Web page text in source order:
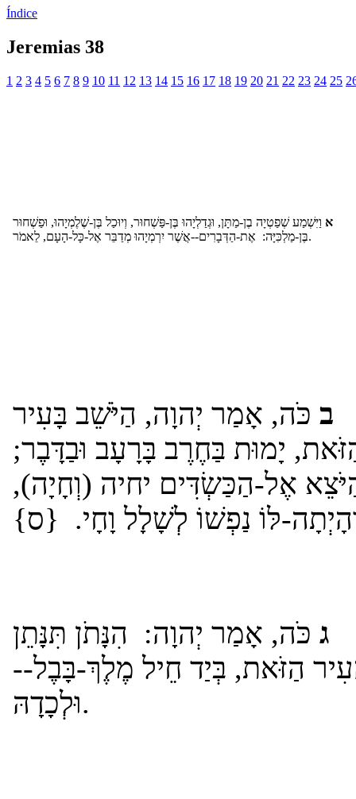
Índice
Jeremias 38
1 2 3 4 5 6 7 8 9 10 11 12 13 14 15 16 17 18 19 20 21 22 23 24 25
א וַיִּשְׁמַע שְׁפַטְיָה בֶן-מַתָּן, וּגְדַלְיָהוּ בֶּן-פַּשְׁחוּר, וְיוּכַל בֶּן-שֶׁלֶמְיָהוּ, וּפַשְׁחוּר
בֶּן-מַלְכִּיָּה: אֶת-הַדְּבָרִים--אֲשֶׁר יִרְמְיָהוּ מְדַבֵּר אֶל-כָּל-הָעָם, לֵאמֹר.
ב כֹּה, אָמַר יְהוָה, הַיֹּשֵׁב בָּעִיר
יָמוּת בַּחֶרֶב בָּרָעָב וּבַדָּבֶר;
אֶל-הַכַּשְׂדִּים יחיה (וְחָיָה),
לּוֹ נַפְשׁוֹ לְשָׁלָל וָחָי. {ס}
ג כֹּה, אָמַר יְהוָה: הִנָּתֹן תִּנָּתֵן
הַזֹּאת, בְּיַד חֵיל מֶלֶךְ-בָּבֶל--
וּלְכָדָהּ.